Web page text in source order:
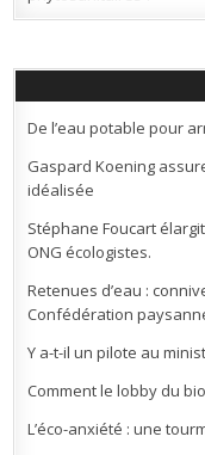
De l’eau potable pour
Gaspard Koening
idéalisée
Stéphane Foucart
ONG écologistes.
Retenues d’eau :
Confédération
Y a-t-il un pilote au
Comment le lobby du
L’éco-anxiété : une